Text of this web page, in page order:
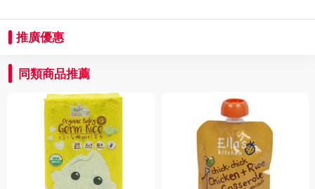
推廣優惠
同類商品推薦